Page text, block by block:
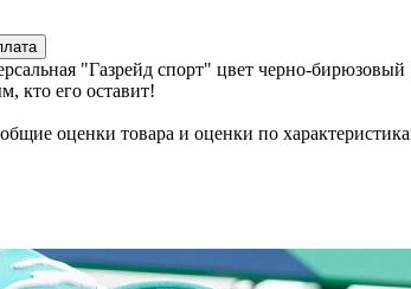
"Газрейд спорт" цвет черно-бирюзовый
кто его оставит!
оценки товара и оценки по